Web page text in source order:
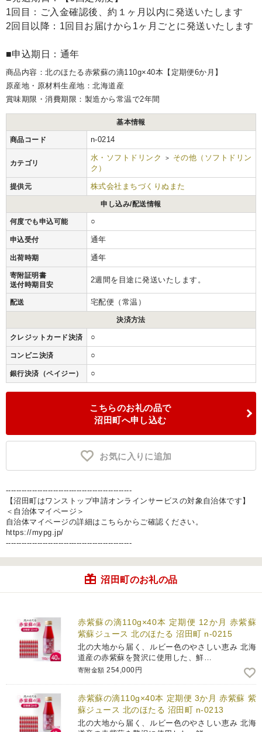
1回目：ご入金確認後、約１ヶ月以内に発送いたします
2回目以降：1回目お届けから1ヶ月ごとに発送いたします
■申込期日：通年
商品内容：北のほたる赤紫蘇の滴110g×40本【定期便6か月】
原産地・原材料生産地：北海道産
賞味期限・消費期限：製造から常温で2年間
基本情報
商品コード n-0214
カテゴリ
水・ソフトドリンク >
その他（ソフトドリン
ク）
提供元 株式会社まちづくりぬまた
申し込み/配送情報
何度でも申込可能 ○
申込受付 通年
出荷時期 通年
寄附証明書
送付時期目安
2週間を目途に発送いたします。
配送 宅配便（常温）
決済方法
クレジットカード決済 ○
コンビニ決済 ○
銀行決済（ペイジー） ○
こちらのお礼の品で
沼田町へ申し込む
お気に入りに追加
------------------------------------------------
【沼田町はワンストップ申請オンラインサービスの対象自治体です】
＜自治体マイページ＞
自治体マイページの詳細はこちらからご確認ください。
https://mypg.jp/
------------------------------------------------
沼田町のお礼の品
赤紫蘇の滴110g×40本 定期便 12か月 赤紫蘇
紫蘇ジュース 北のほたる 沼田町 n-0215
北の大地から届く、ルビー色のやさしい恵み 北海
道産の赤紫蘇を贅沢に使用した、鮮…
寄附金額 254,000円
赤紫蘇の滴110g×40本 定期便 3か月 赤紫蘇 紫
蘇ジュース 北のほたる 沼田町 n-0213
北の大地から届く、ルビー色のやさしい恵み 北海